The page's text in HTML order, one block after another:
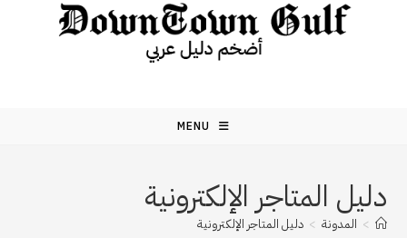
MENU
دليل المتاجر الإلكترونية
> المدونة > دليل المتاجر الإلكترونية